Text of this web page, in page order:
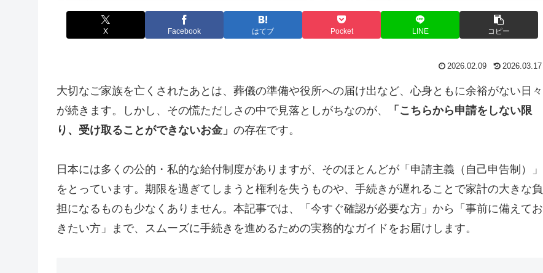
X Facebook はてブ Pocket LINE コピー
2026.02.09 2026.03.17
大切なご家族を亡くされたあとは、葬儀の準備や役所への届け出など、心身ともに余裕がない日々
が続きます。しかし、その慌ただしさの中で見落としがちなのが、
「こちらから申請をしない限
り、受け取ることができないお金」 の存在です。
日本には多くの公的・私的な給付制度がありますが、そのほとんどが「申請主義（自己申告制）」
をとっています。期限を過ぎてしまうと権利を失うものや、手続きが遅れることで家計の大きな負
担になるものも少なくありません。本記事では、「今すぐ確認が必要な方」から「事前に備えてお
きたい方」まで、スムーズに手続きを進めるための実務的なガイドをお届けします。